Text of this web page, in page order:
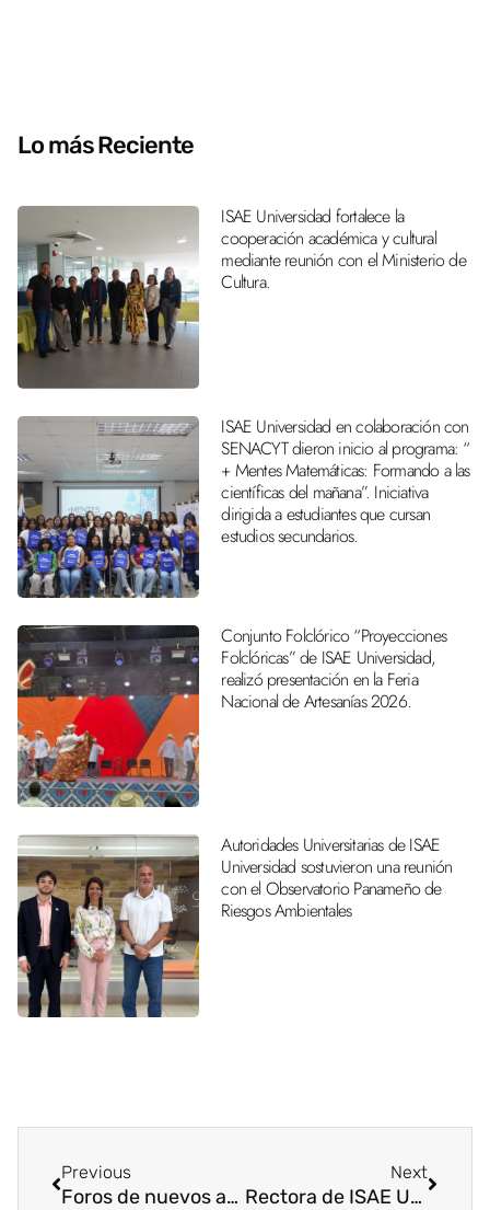
Lo más Reciente
ISAE Universidad fortalece la
cooperación académica y cultural
mediante reunión con el Ministerio de
Cultura.
ISAE Universidad en colaboración con
SENACYT dieron inicio al programa: “
+ Mentes Matemáticas: Formando a las
científicas del mañana”. Iniciativa
dirigida a estudiantes que cursan
estudios secundarios.
Conjunto Folclórico “Proyecciones
Folclóricas” de ISAE Universidad,
realizó presentación en la Feria
Nacional de Artesanías 2026.
Autoridades Universitarias de ISAE
Universidad sostuvieron una reunión
con el Observatorio Panameño de
Riesgos Ambientales
Previous
Foros de nuevos ambientes…
Next
Rectora de ISAE Universidad, representa a AUPPA en consejo del IESALC UNESCO.